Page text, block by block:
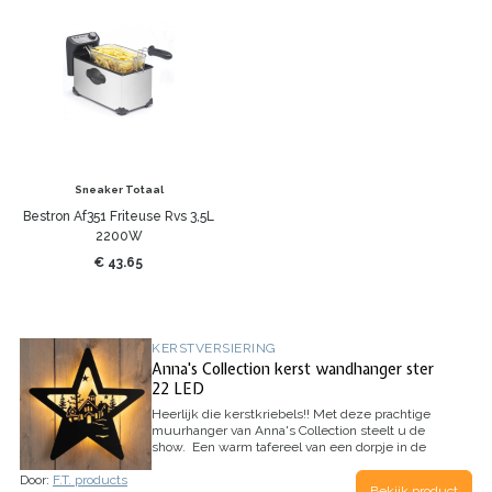
Sneaker Totaal
Bestron Af351 Friteuse Rvs 3,5L
2200W
€ 43.65
KERSTVERSIERING
Anna's Collection kerst wandhanger ster
22 LED
Heerlijk die kerstkriebels!! Met deze prachtige
muurhanger van Anna's Collection steelt u de
show. Een warm tafereel van een dorpje in de
lampjes die aan de achterzijde van de ster zijn
Door: F.T. products